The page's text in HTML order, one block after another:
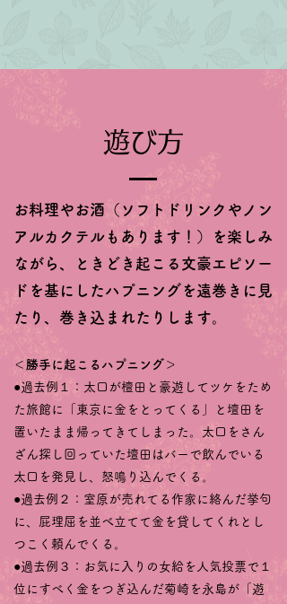
遊び方
お料理やお酒（ソフトドリンクやノン
アルカクテルもあります！）を楽しみ
ながら、ときどき起こる文豪エピソー
ドを基にしたハプニングを遠巻きに見
たり、巻き込まれたりします。
＜勝手に起こるハプニング＞
●過去例１：太口が檀田と豪遊してツケをため
た旅館に「東京に金をとってくる」と壇田を
置いたまま帰ってきてしまった。太口をさん
ざん探し回っていた壇田はバーで飲んでいる
太口を発見し、怒鳴り込んでくる。
●過去例２：室原が売れてる作家に絡んだ挙句
に、屁理屈を並べ立てて金を貸してくれとし
つこく頼んでくる。
●過去例３：お気に入りの女給を人気投票で１
位にすべく金をつぎ込んだ菊崎を永島が「遊